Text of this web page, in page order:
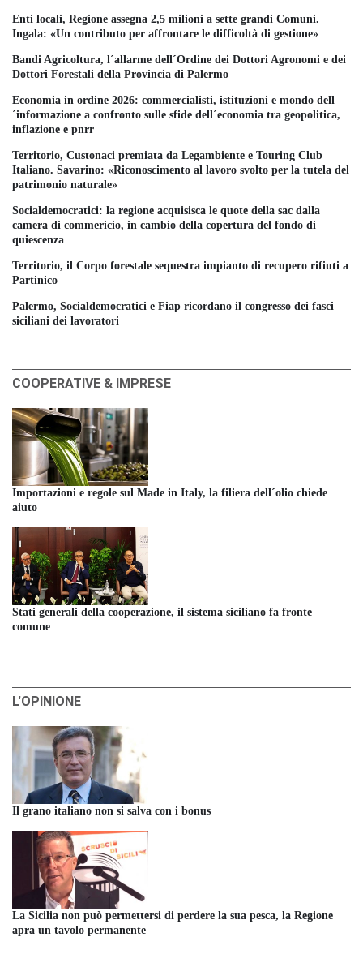
Enti locali, Regione assegna 2,5 milioni a sette grandi Comuni.
Ingala: «Un contributo per affrontare le difficoltà di gestione»
Bandi Agricoltura, l´allarme dell´Ordine dei Dottori Agronomi e dei
Dottori Forestali della Provincia di Palermo
Economia in ordine 2026: commercialisti, istituzioni e mondo dell
´informazione a confronto sulle sfide dell´economia tra geopolitica,
inflazione e pnrr
Territorio, Custonaci premiata da Legambiente e Touring Club
Italiano. Savarino: «Riconoscimento al lavoro svolto per la tutela del
patrimonio naturale»
Socialdemocratici: la regione acquisisca le quote della sac dalla
camera di commericio, in cambio della copertura del fondo di
quiescenza
Territorio, il Corpo forestale sequestra impianto di recupero rifiuti a
Partinico
Palermo, Socialdemocratici e Fiap ricordano il congresso dei fasci
siciliani dei lavoratori
COOPERATIVE & IMPRESE
Importazioni e regole sul Made in Italy, la filiera dell´olio chiede
aiuto
Stati generali della cooperazione, il sistema siciliano fa fronte
comune
L'OPINIONE
Il grano italiano non si salva con i bonus
La Sicilia non può permettersi di perdere la sua pesca, la Regione
apra un tavolo permanente